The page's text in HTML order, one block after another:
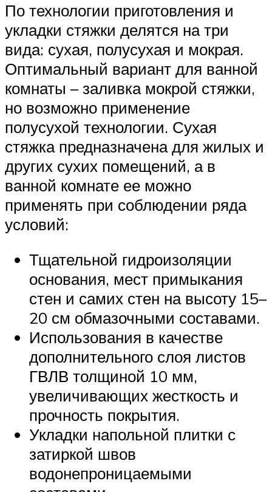
По технологии приготовления и
укладки стяжки делятся на три
вида: сухая, полусухая и мокрая.
Оптимальный вариант для ванной
комнаты – заливка мокрой стяжки,
но возможно применение
полусухой технологии. Сухая
стяжка предназначена для жилых и
других сухих помещений, а в
ванной комнате ее можно
применять при соблюдении ряда
условий:
Тщательной гидроизоляции
основания, мест примыкания
стен и самих стен на высоту 15–
20 см обмазочными составами.
Использования в качестве
дополнительного слоя листов
ГВЛВ толщиной 10 мм,
увеличивающих жесткость и
прочность покрытия.
Укладки напольной плитки с
затиркой швов
водонепроницаемыми